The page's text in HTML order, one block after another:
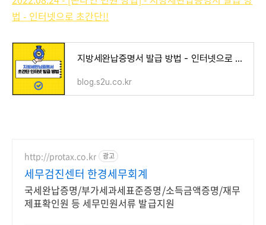
법 - 인터넷으로 초간단!!
지방세완납증명서 발급 방법 - 인터넷으로 초간단!!
blog.s2u.co.kr
http://protax.co.kr 광고
세무검진센터 한경세무회계
국세완납증명/부가세과세표준증명/소득금액증명/재무
제표확인원 등 세무민원서류 발급지원